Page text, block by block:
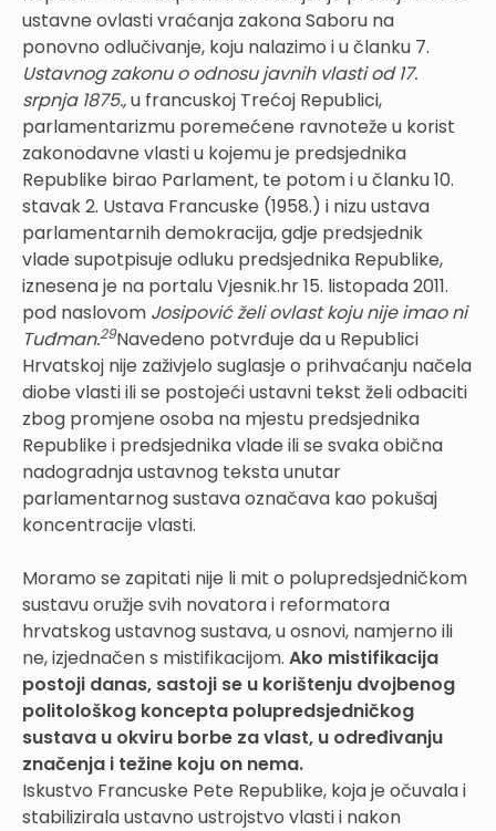
ustavne ovlasti vraćanja zakona Saboru na
ponovno odlučivanje, koju nalazimo i u članku 7.
Ustavnog zakonu o odnosu javnih vlasti od 17.
srpnja 1875.,u francuskoj Trećoj Republici,
parlamentarizmu poremećene ravnoteže u korist
zakonodavne vlasti u kojemu je predsjednika
Republike birao Parlament, te potom i u članku 10.
stavak 2. Ustava Francuske (1958.) i nizu ustava
parlamentarnih demokracija, gdje predsjednik
vlade supotpisuje odluku predsjednika Republike,
iznesena je na portalu Vjesnik.hr 15. listopada 2011.
pod naslovom Josipović želi ovlast koju nije imao ni
Tuđman.29Navedeno potvrđuje da u Republici
Hrvatskoj nije zaživjelo suglasje o prihvaćanju načela
diobe vlasti ili se postojeći ustavni tekst želi odbaciti
zbog promjene osoba na mjestu predsjednika
Republike i predsjednika vlade ili se svaka obična
nadogradnja ustavnog teksta unutar
parlamentarnog sustava označava kao pokušaj
koncentracije vlasti.
Moramo se zapitati nije li mit o polupredsjedničkom
sustavu oružje svih novatora i reformatora
hrvatskog ustavnog sustava, u osnovi, namjerno ili
ne, izjednačen s mistifikacijom. Ako mistifikacija
postoji danas, sastoji se u korištenju dvojbenog
politološkog koncepta polupredsjedničkog
sustava u okviru borbe za vlast, u određivanju
značenja i težine koju on nema.
Iskustvo Francuske Pete Republike, koja je očuvala i
stabilizirala ustavno ustrojstvo vlasti i nakon